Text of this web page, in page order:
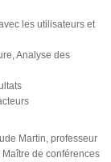
les utilisateurs et
Analyse des
Martin, professeur
de conférences